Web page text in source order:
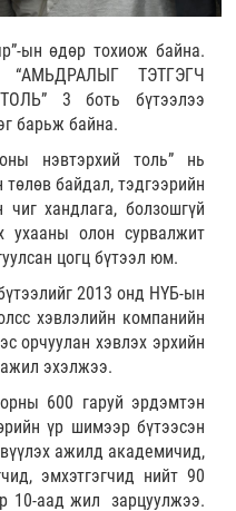
ын өдөр тохиож байна.
“АМЬДРАЛЫГ ТЭТГЭГЧ
3 боть бүтээлээ
барьж байна.
нэвтэрхий толь” нь
байдал, тэдгээрийн
хандлага, болзошгүй
ухааны олон сурвалжит
цогц бүтээл юм.
2013 онд НҮБ-ын
хэвлэлийн компанийн
орчуулан хэвлэх эрхийн
ажил эхэлжээ.
600 гаруй эрдэмтэн
үр шимээр бүтээсэн
ажилд академичид,
эмхэтгэгчид нийт 90
10-аад жил зарцуулжээ.